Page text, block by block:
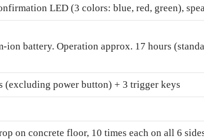
LED (3 colors: blue, red, green),
ion battery. Operation approx. 17 hours
(excluding power button) + 3 trigger keys
on concrete floor, 10 times each on all 6